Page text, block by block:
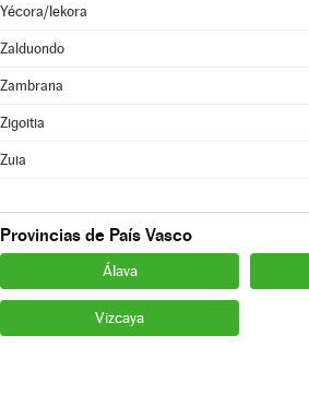
Yécora/Iekora
Zalduondo
Zambrana
Zigoitia
Zuia
Provincias de País Vasco
Álava
Vizcaya